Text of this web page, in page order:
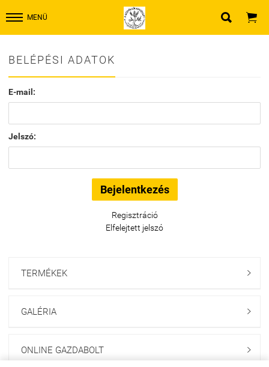
MENÜ  
BELÉPÉSI ADATOK
E-mail:
Jelszó:
Regisztráció
Elfelejtett jelszó
TERMÉKEK 
GALÉRIA 
ONLINE GAZDABOLT 